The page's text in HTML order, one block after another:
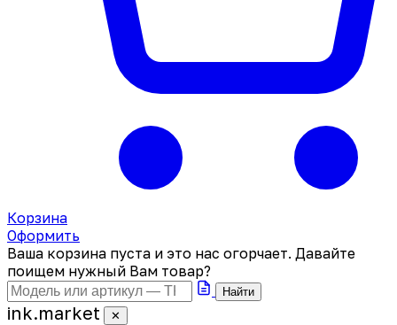
Корзина
Оформить
Ваша корзина пуста и это нас огорчает. Давайте
поищем нужный Вам товар?
Найти
ink.market ✕